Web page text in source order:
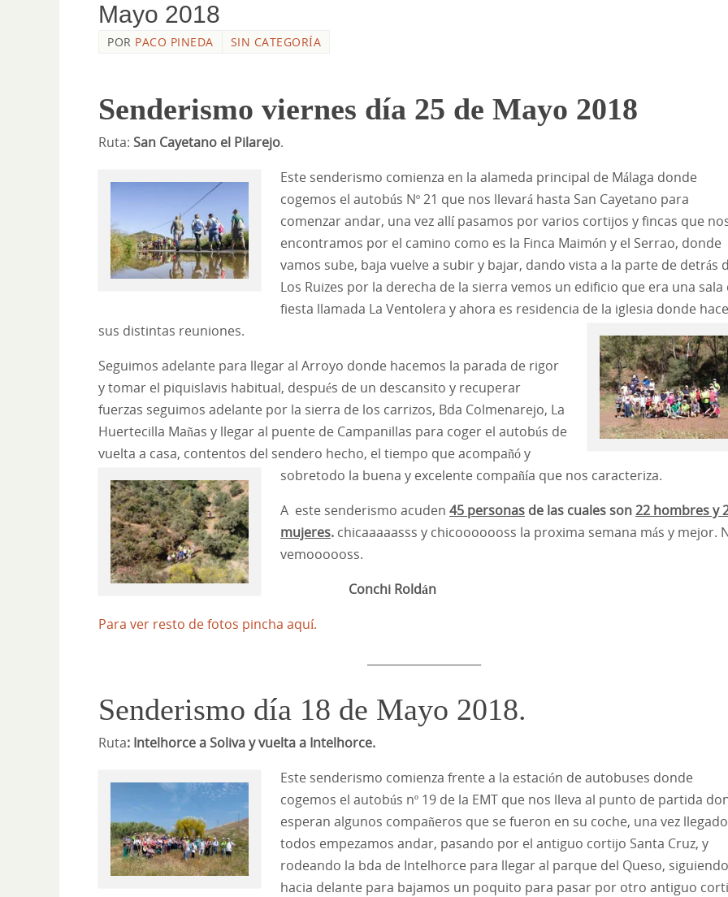
Mayo 2018
POR PACO PINEDA SIN CATEGORÍA
Senderismo viernes día 25 de Mayo 2018
Ruta: San Cayetano el Pilarejo.
Este senderismo comienza en la alameda principal de Málaga donde
cogemos el autobús Nº 21 que nos llevará hasta San Cayetano para
comenzar andar, una vez allí pasamos por varios cortijos y fincas que
encontramos por el camino como es la Finca Maimón y el Serrao, donde
vamos sube, baja vuelve a subir y bajar, dando vista a la parte de detrás
Los Ruizes por la derecha de la sierra vemos un edificio que era una sala
fiesta llamada La Ventolera y ahora es residencia de la iglesia donde
sus distintas reuniones.
Seguimos adelante para llegar al Arroyo donde hacemos la parada de rigor
y tomar el piquislavis habitual, después de un descansito y recuperar
fuerzas seguimos adelante por la sierra de los carrizos, Bda Colmenarejo, La
Huertecilla Mañas y llegar al puente de Campanillas para coger el autobús de
vuelta a casa, contentos del sendero hecho, el tiempo que acompañó y
sobretodo la buena y excelente compañía que nos caracteriza.
A este senderismo acuden 45 personas de las cuales son22 hombres y
mujeres. chicaaaaasss y chicooooooss la proxima semana más y mejor.
vemoooooss.
Conchi Roldán
Para ver resto de fotos pincha aquí.
Senderismo día 18 de Mayo 2018.
Ruta: Intelhorce a Soliva y vuelta a Intelhorce.
Este senderismo comienza frente a la estación de autobuses donde
cogemos el autobús nº 19 de la EMT que nos lleva al punto de partida
esperan algunos compañeros que se fueron en su coche, una vez
todos empezamos andar, pasando por el antiguo cortijo Santa Cruz, y
rodeando la bda de Intelhorce para llegar al parque del Queso, siguiendo
hacia delante para bajamos un poquito para pasar por otro antiguo